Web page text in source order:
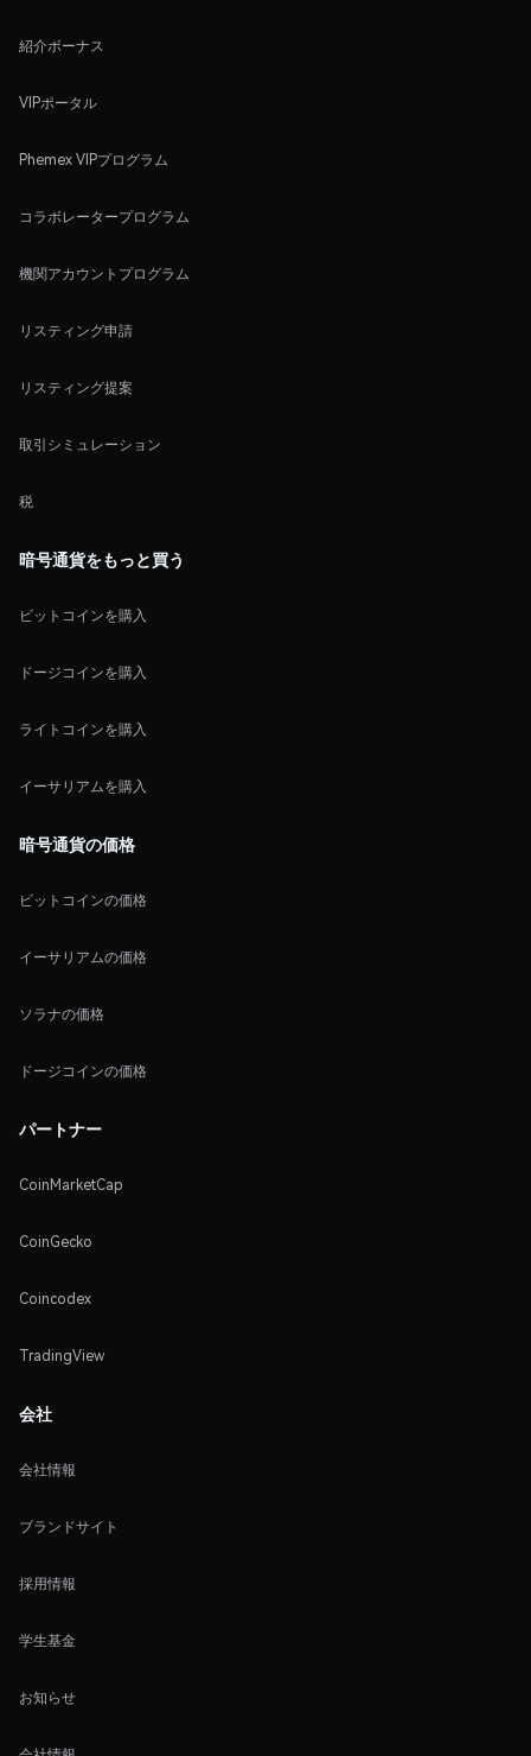
紹介ボーナス
VIPポータル
Phemex VIPプログラム
コラボレータープログラム
機関アカウントプログラム
リスティング申請
リスティング提案
取引シミュレーション
税
暗号通貨をもっと買う
ビットコインを購入
ドージコインを購入
ライトコインを購入
イーサリアムを購入
暗号通貨の価格
ビットコインの価格
イーサリアムの価格
ソラナの価格
ドージコインの価格
パートナー
CoinMarketCap
CoinGecko
Coincodex
TradingView
会社
会社情報
ブランドサイト
採用情報
学生基金
お知らせ